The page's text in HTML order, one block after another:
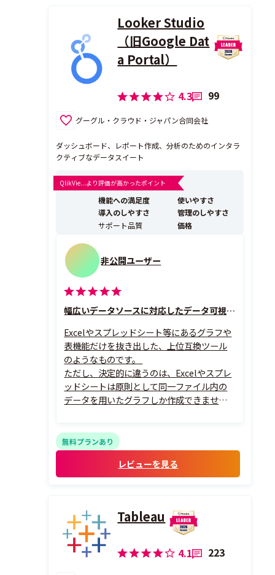
Looker Studio
（旧Google Dat
a Portal）
4.3 99
グーグル・クラウド・ジャパン合同会社
ダッシュボード、レポート作成、分析のためのインタラ
クティブなデータスイート
QlikVie...より評価が高かったポイント
機能への満足度
使いやすさ
導入のしやすさ
管理のしやすさ
サポート品質
価格
非公開ユーザー
幅広いデータソースに対応したデータ可視化ツール
Excelやスプレッドシート等にあるグラフや
表機能だけを抜き出した、上位互換ツール
のようなものです。
ただし、決定的に違うのは、Excelやスプレ
ッドシートは原則として同一ファイル内の
データを用いたグラフしか作成できません
組み合わせたグラフ等を作成できます。
スプレッドシートで大量のデータを扱う
無料プランあり
レビューを見る
Tableau
4.1 223